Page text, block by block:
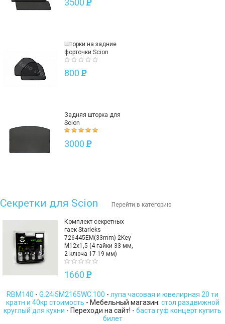
3500 P
Шторки на задние
форточки Scion
800 P
Задняя шторка для
Scion
3000 P
Секретки для Scion Перейти в категорию
Комплект секретных
гаек Starleks
726445EM(33mm)-2Key
M12х1,5 (4 гайки 33 мм,
2 ключа 17-19 мм)
1660 P
RBM140 - G.24i5M2165WC.100 - лупа часовая и ювелирная 20 ти
кратн и 40кр стоимость - Мебельный магазин: стол раздвижной
круглый для кухни - Переходи на сайт! - баста гуф концерт купить
билет